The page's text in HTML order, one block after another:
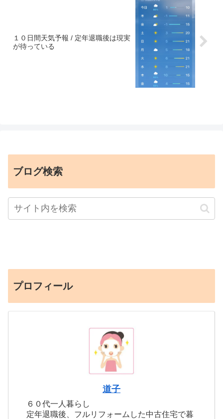
１０日間天気予報 / 定年退職後は現実
が待っている
ブログ検索
プロフィール
道子
６０代一人暮らし
定年退職後、フルリフォームした中古住宅で暮